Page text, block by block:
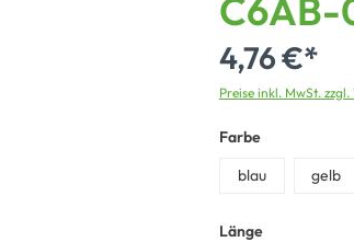
4,76 €*
Preise inkl. MwSt.
Farbe
blau
gelb
Länge